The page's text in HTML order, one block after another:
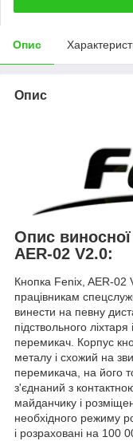
Опис
Опис
Опис виносної
AER-02 V2.0:
Кнопка Fenix, AER-
працівникам
винести на певну
підствольного
перемикач. Корпус
металу і схожий на
перемикача, на його
з'єднаний з
майданчику і
необхідного режиму
і розраховані на 100